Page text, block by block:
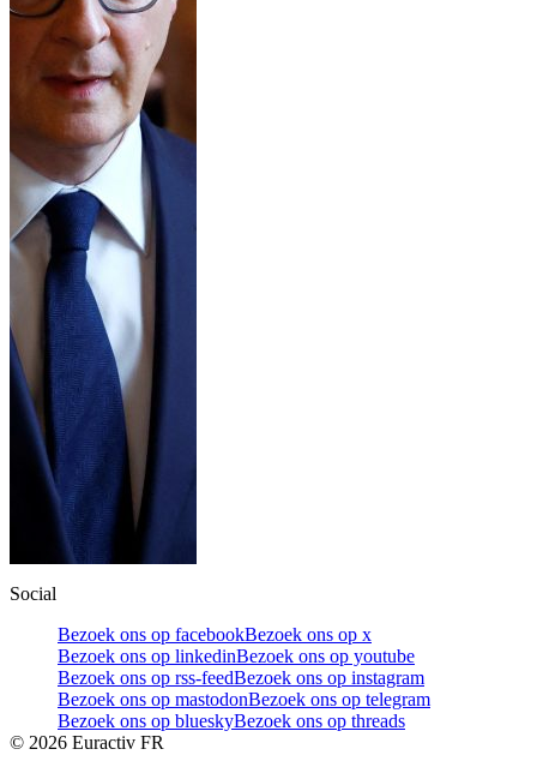
Social
Bezoek ons op facebookBezoek ons op x
Bezoek ons op linkedinBezoek ons op youtube
Bezoek ons op rss-feedBezoek ons op instagram
Bezoek ons op mastodonBezoek ons op telegram
Bezoek ons op blueskyBezoek ons op threads
© 2026 Euractiv FR